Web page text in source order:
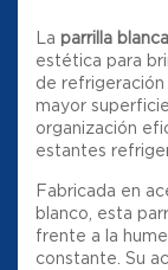
La parrilla
estética para
de refrigeración
mayor
organización
estantes
Fabricada en
blanco, esta
frente a la
constante. Su